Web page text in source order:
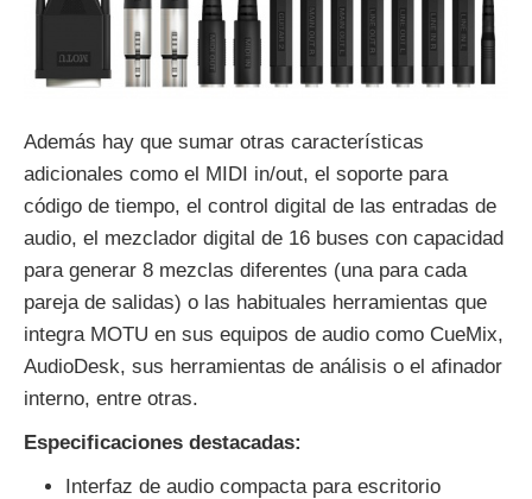
Además hay que sumar otras características
adicionales como el MIDI in/out, el soporte para
código de tiempo, el control digital de las entradas de
audio, el mezclador digital de 16 buses con capacidad
para generar 8 mezclas diferentes (una para cada
pareja de salidas) o las habituales herramientas que
integra MOTU en sus equipos de audio como CueMix,
AudioDesk, sus herramientas de análisis o el afinador
interno, entre otras.
Especificaciones destacadas:
Interfaz de audio compacta para escritorio